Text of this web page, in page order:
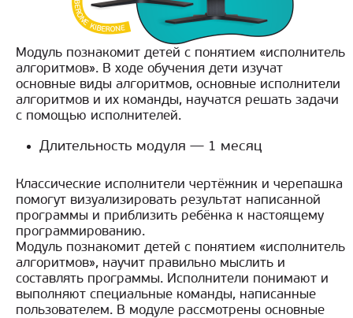
Модуль познакомит детей с понятием «исполнитель
алгоритмов». В ходе обучения дети изучат
основные виды алгоритмов, основные исполнители
алгоритмов и их команды, научатся решать задачи
с помощью исполнителей.
Длительность модуля — 1 месяц
Классические исполнители чертёжник и черепашка
помогут визуализировать результат написанной
программы и приблизить ребёнка к настоящему
программированию.
Модуль познакомит детей с понятием «исполнитель
алгоритмов», научит правильно мыслить и
составлять программы. Исполнители понимают и
выполняют специальные команды, написанные
пользователем. В модуле рассмотрены основные